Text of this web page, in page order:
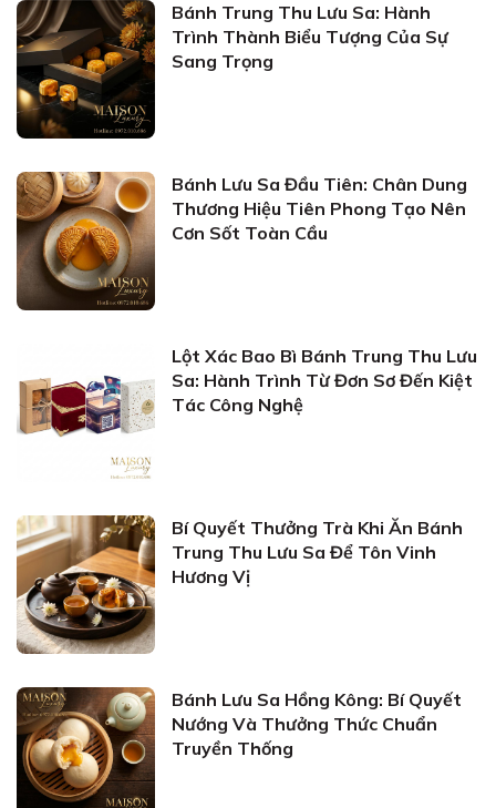
Bánh Trung Thu Lưu Sa: Hành
Trình Thành Biểu Tượng Của Sự
Sang Trọng
Bánh Lưu Sa Đầu Tiên: Chân Dung
Thương Hiệu Tiên Phong Tạo Nên
Cơn Sốt Toàn Cầu
Lột Xác Bao Bì Bánh Trung Thu Lưu
Sa: Hành Trình Từ Đơn Sơ Đến Kiệt
Tác Công Nghệ
Bí Quyết Thưởng Trà Khi Ăn Bánh
Trung Thu Lưu Sa Để Tôn Vinh
Hương Vị
Bánh Lưu Sa Hồng Kông: Bí Quyết
Nướng Và Thưởng Thức Chuẩn
Truyền Thống